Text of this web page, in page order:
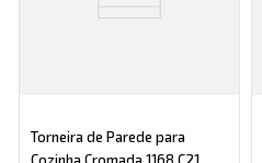
Torneira de Parede para